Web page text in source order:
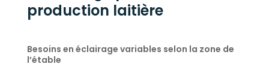
production laitière
Besoins en éclairage variables selon la zone de
l’étable